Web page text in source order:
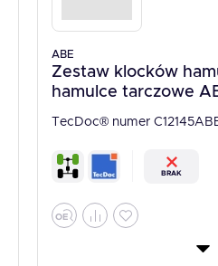
ABE
Zestaw klocków
hamulce tarczowe
TecDoc® numer
BRAK